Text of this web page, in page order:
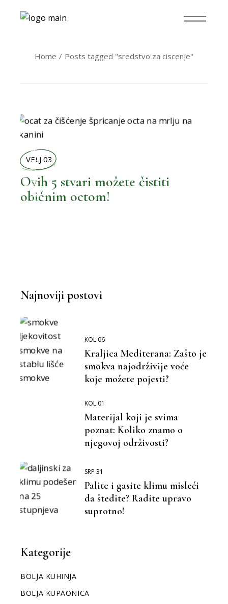
Home Posts tagged "sredstvo za ciscenje"
BOLJA KUPAONICA
VELJ 03
Ovih 5 stvari možete čistiti
običnim octom!
Najnoviji postovi
KOL 06
Kraljica Mediterana: Zašto je
smokva najodrživije voće
koje možete pojesti?
KOL 01
Materijal koji je svima
poznat: Koliko znamo o
njegovoj održivosti?
SRP 31
Palite i gasite klimu misleći
da štedite? Radite upravo
suprotno!
Kategorije
BOLJA KUHINJA
BOLJA KUPAONICA